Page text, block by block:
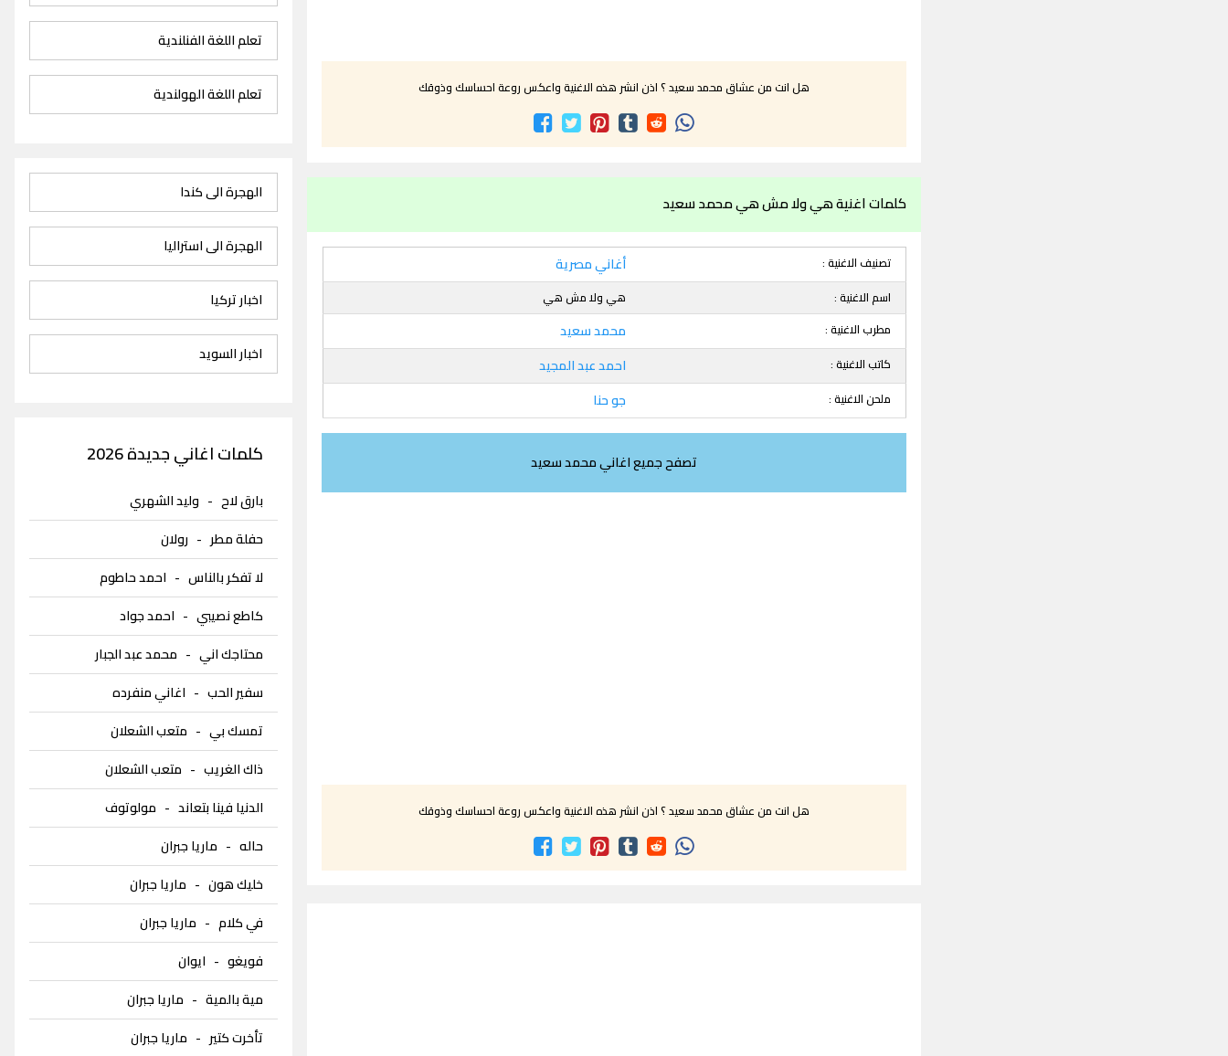
هل انت من عشاق محمد سعيد ؟ اذن انشر هذه الاغنية واعكس روعة احساسك وذوقك
كلمات اغنية هي ولا مش هي محمد سعيد
تصنيف الاغنية : أغاني مصرية
اسم الاغنية :
هي ولا مش هي
مطرب الاغنية :
محمد سعيد
كاتب الاغنية : احمد عبد المجيد
ملحن الاغنية : جو حنا
تصفح جميع اغاني محمد سعيد
هل انت من عشاق محمد سعيد ؟ اذن انشر هذه الاغنية واعكس روعة احساسك وذوقك
تعلم اللغة الفنلندية
تعلم اللغة الهولندية
الهجرة الى كندا
الهجرة الى استراليا
اخبار تركيا
اخبار السويد
كلمات اغاني جديدة 2026
بارق لاح- وليد الشهري
حفلة مطر - رولان
لا تفكر بالناس- احمد حاطوم
كاطع نصيبي- احمد جواد
محتاجك اني- محمد عبد الجبار
سفير الحب- اغاني منفرده
تمسك بي- متعب الشعلان
ذاك الغريب- متعب الشعلان
الدنيا فينا بتعاند- مولوتوف
حاله- ماريا جبران
خليك هون- ماريا جبران
في كلام- ماريا جبران
فويغو- ايوان
مية بالمية- ماريا جبران
تأخرت كتير - ماريا جبران